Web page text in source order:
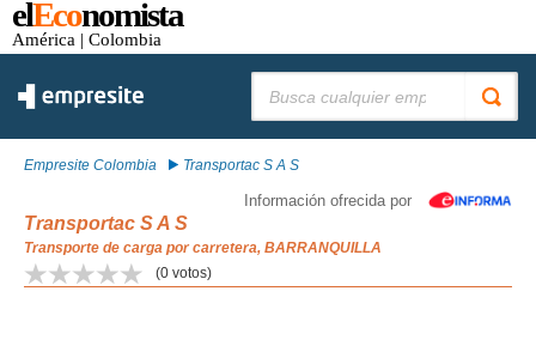
elEconomista
América | Colombia
Empresite Colombia Transportac S A S
Información ofrecida por
Transportac S A S
Transporte de carga por carretera, BARRANQUILLA
(0 votos)